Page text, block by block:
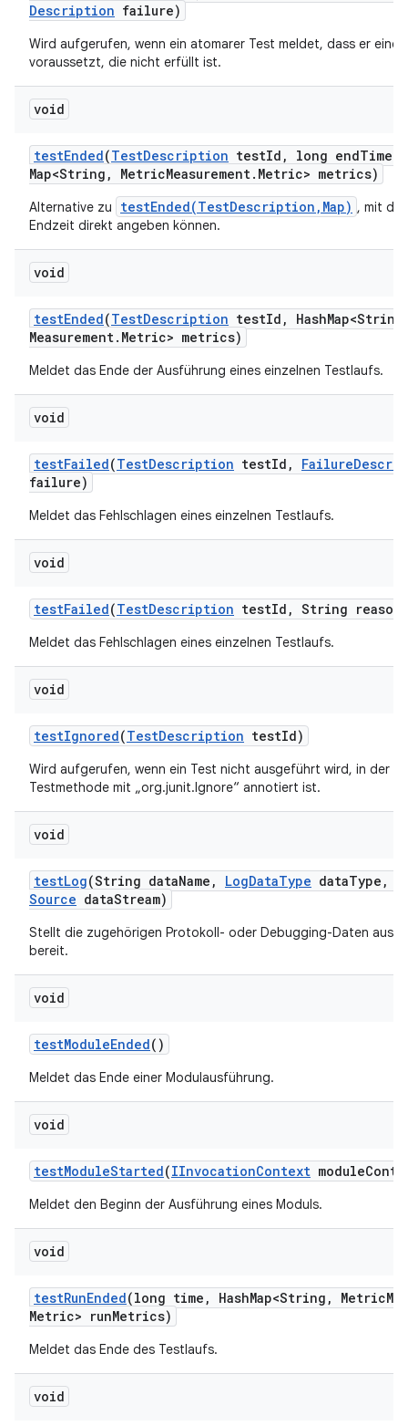
Description failure)
Wird aufgerufen, wenn ein atomarer Test meldet, dass er eine
voraussetzt, die nicht erfüllt ist.
void
testEnded(TestDescription testId , long endTime
Map<String , MetricMeasurement. Metric> metrics)
Alternative zu testEnded(TestDescription,Map) , mit
Endzeit direkt angeben können.
void
testEnded(TestDescription testId , HashMap<String
Measurement. Metric> metrics)
Meldet das Ende der Ausführung eines einzelnen Testlaufs.
void
testFailed(TestDescription testId , Failure
failure)
Meldet das Fehlschlagen eines einzelnen Testlaufs.
void
testFailed(TestDescription testId , String reason)
Meldet das Fehlschlagen eines einzelnen Testlaufs.
void
testIgnored(TestDescription testId)
Wird aufgerufen, wenn ein Test nicht ausgeführt wird, in der
Testmethode mit „org.junit.Ignore“ annotiert ist.
void
testLog(String dataName , LogDataType dataType ,
Source dataStream)
Stellt die zugehörigen Protokoll- oder Debugging-Daten aus
bereit.
void
testModuleEnded()
Meldet das Ende einer Modulausführung.
void
testModuleStarted(IInvocationContext module
Meldet den Beginn der Ausführung eines Moduls.
void
testRunEnded(long time , HashMap<String , Metric
Metric> runMetrics)
Meldet das Ende des Testlaufs.
void